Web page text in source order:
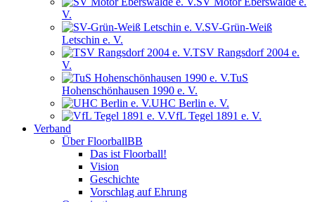
V.
SV-Grün-Weiß
Letschin e. V.
TSV Rangsdorf 2004 e.
V.
TuS
Hohenschönhausen 1990 e. V.
UHC Berlin e. V.
VfL Tegel 1891 e. V.
Verband
Über FloorballBB
Das ist Floorball!
Vision
Geschichte
Vorschlag auf Ehrung